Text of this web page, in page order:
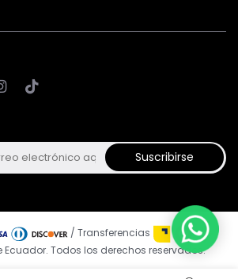
Suscribirse
Ecuador. Todos los derechos reservados.
/ Transferencias